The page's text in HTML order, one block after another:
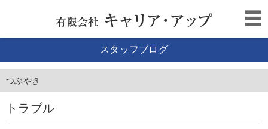
スタッフブログ
つぶやき
トラブル